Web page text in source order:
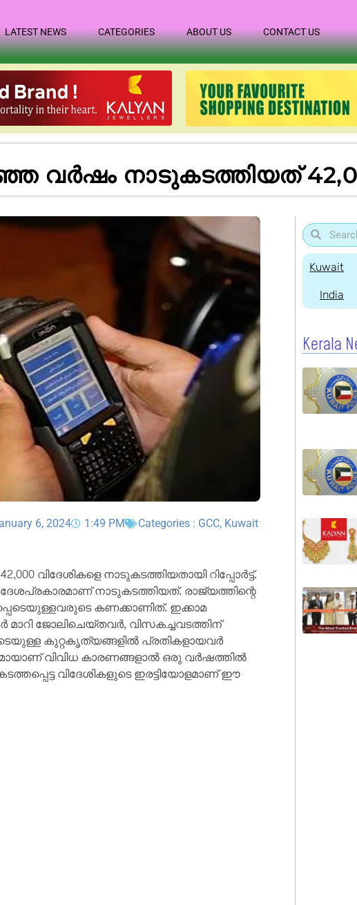
LATEST NEWS CATEGORIES ABOUT US CONTACT US
വർഷം നാടുകടത്തിയത്
6, 2024 1:49 PM Categories : GCC, Kuwait
വിദേശികളെ നാടുകടത്തിയതായി റിപ്പോർട്ട്.
നാടുകടത്തിയത്. രാജ്യത്തിന്റെ
കണക്കാണിത്. ഇക്കാമ
ജോലിചെയ്തവർ, വിസകച്ചവടത്തിന്
കുറ്റകൃത്യങ്ങളിൽ പ്രതികളായവർ
വിവിധ കാരണങ്ങളാൽ ഒരു വർഷത്തിൽ
വിദേശികളുടെ ഇരട്ടിയോളമാണ് ഈ
Kuwait
India
Kerala